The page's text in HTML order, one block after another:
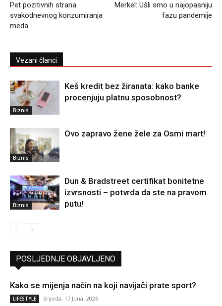
Pet pozitivnih strana
svakodnevnog konzumiranja
meda
Merkel: Ušli smo u najopasniju
fazu pandemije
Vezani članci
Biznis
Keš kredit bez žiranata: kako banke
procenjuju platnu sposobnost?
Biznis
Ovo zapravo žene žele za Osmi mart!
Biznis
Dun & Bradstreet certifikat bonitetne
izvrsnosti – potvrda da ste na pravom
putu!
POSLJEDNJE OBJAVLJENO
Kako se mijenja način na koji navijači prate sport?
LIFESTYLE Srijeda, 17 Juna, 2026